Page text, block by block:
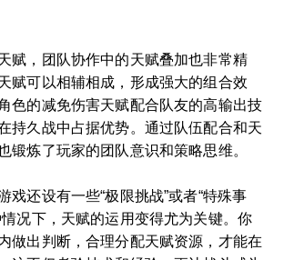
赋，团队协作中的天赋叠加也非常精
赋可以相辅相成，形成强大的组合效
色的减免伤害天赋配合队友的高输出技
持久战中占据优势。通过队伍配合和天
锻炼了玩家的团队意识和策略思维。
戏还设有一些“极限挑战”或者“特殊事
况下，天赋的运用变得尤为关键。你
做出判断，合理分配天赋资源，才能在